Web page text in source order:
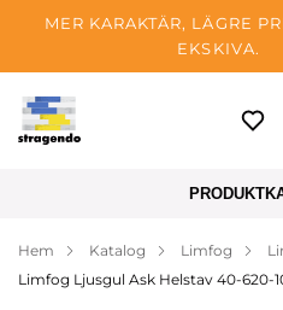
MER KARAKTÄR, LÄGRE
EKSKIVA.
Tallinn
Betalning
Hem Katalog Limfog
Limfog Ljusgul Ask Helstav 40-620-